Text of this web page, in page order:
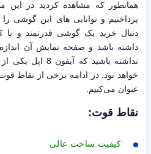
پرداختیم و توانایی های این گوشی را
دنبال خرید یک گوشی قدرتمند و با
داشته باشد و صفحه نمایش آن
نداشته باشید که
عنوان می‌کنیم.
نقاط قوت:
کیفیت ساخت عالی